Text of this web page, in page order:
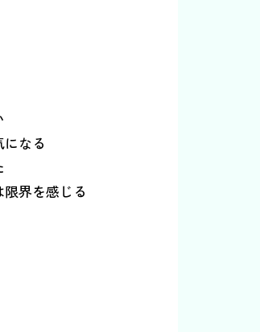
なる
界を感じる